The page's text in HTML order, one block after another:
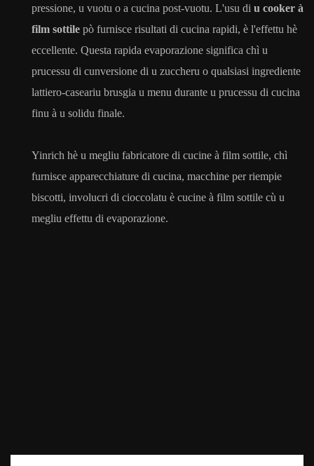
pressione, u vuotu o a cucina post-vuotu. L'usu di u cooker à
film sottile pò furnisce risultati di cucina rapidi, è l'effettu hè
eccellente. Questa rapida evaporazione significa chì u
prucessu di cunversione di u zuccheru o qualsiasi ingrediente
lattiero-caseariu brusgia u menu durante u prucessu di cucina
finu à u solidu finale.
Yinrich hè u megliu fabricatore di cucine à film sottile, chì
furnisce apparecchiature di cucina, macchine per riempie
biscotti, involucri di cioccolatu è cucine à film sottile cù u
megliu effettu di evaporazione.